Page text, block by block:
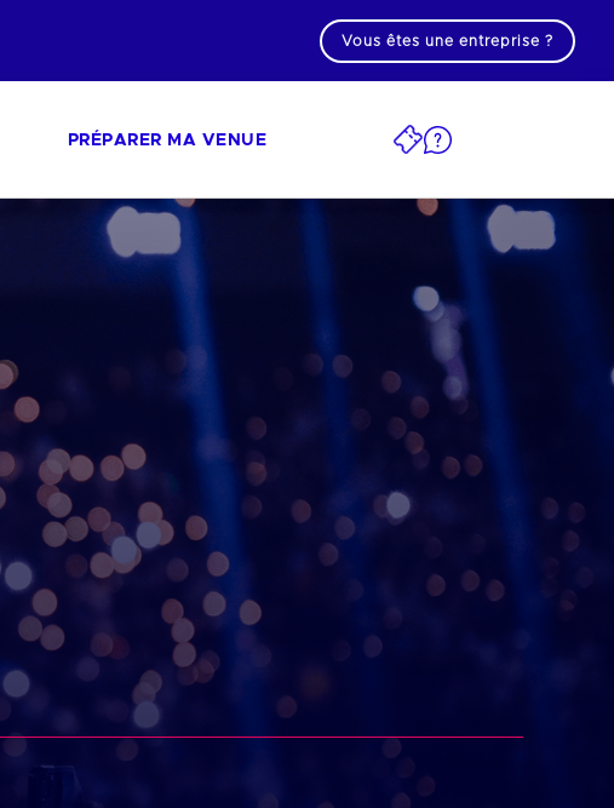
Vous êtes une entreprise ?
PRÉPARER MA VENUE